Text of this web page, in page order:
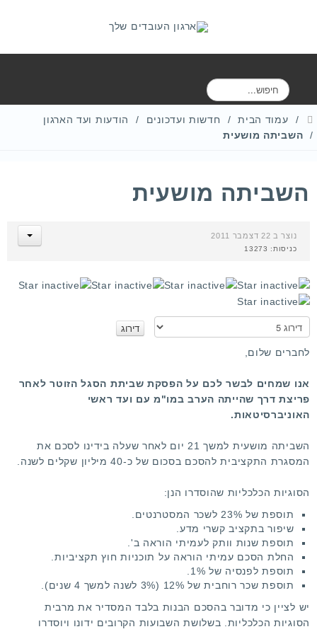
ח
י
ש
עמוד הבית חדשות ועדכונים
הודעות ועד הארגון
השביתה מושעית
השביתה מושעית
נוצר ב 22 דצמבר 2011
כניסות: 13273
נ
א
ר
לחברים שלום,
אנו שמחים לבשר לכם על הפסקת שביתת הסגל הזוטר לאחר
פריצת דרך שהייתה הערב במו"מ עם ועד ראשי
האוניברסיטאות.
השביתה מושעית למשך 21 יום לאחר שעלה בידינו לסכם את
המסגרת התקציבית להסכם בסכום של כ-40 מיליון שקלים לשנה.
הסוגיות הכלכליות שהוסדרו הנן:
תוספת של 23% לשכר המסטרנטים.
שיפור בתקציב קשרי מדע.
תוספת שנות וותק לעמיתי הוראה ב'.
החלת הסכם עמיתי הוראה על תוכניות חוץ תקציביות.
תוספת לפנסיה של 1%.
תוספת שכר רוחבית של 12% (3% לשנה למשך 4 שנים).
יש לציין כי מדובר בהסכם הבנות בלבד המסדיר את מרבית
הסוגיות הכלכליות. בשלושת השבועות הקרובים ידונו ויוסדרו